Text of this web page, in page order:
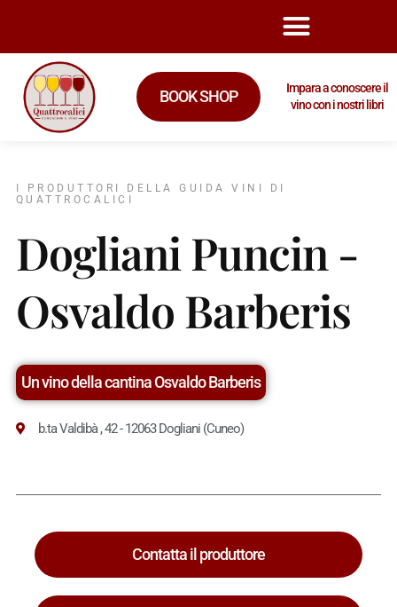
BOOK SHOP
Impara a conoscere il
vino con i nostri libri
I PRODUTTORI DELLA GUIDA VINI DI
QUATTROCALICI
Dogliani Puncin -
Osvaldo Barberis
Un vino della cantina Osvaldo Barberis
b.ta Valdibà , 42 - 12063 Dogliani (Cuneo)
Contatta il produttore